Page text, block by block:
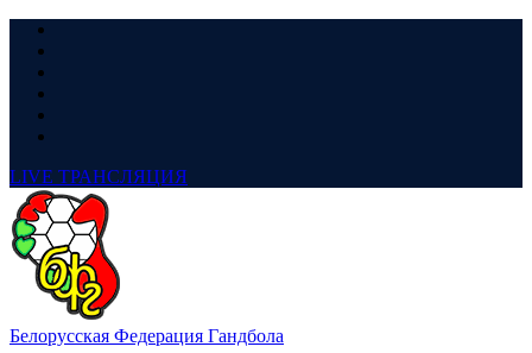
LIVE ТРАНСЛЯЦИЯ
Белорусская Федерация Гандбола